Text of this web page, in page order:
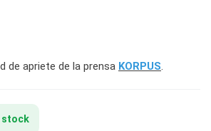
de apriete de la prensa KORPUS.
stock